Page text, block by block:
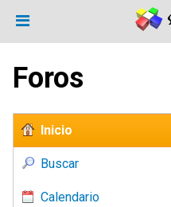
Foros
Inicio
Buscar
Calendario